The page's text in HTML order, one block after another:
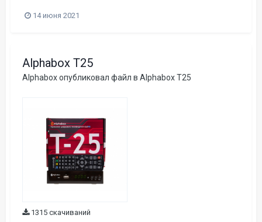
14 июня 2021
Alphabox T25
Alphaboxопубликовал файл в Alphabox T25
1315 скачиваний